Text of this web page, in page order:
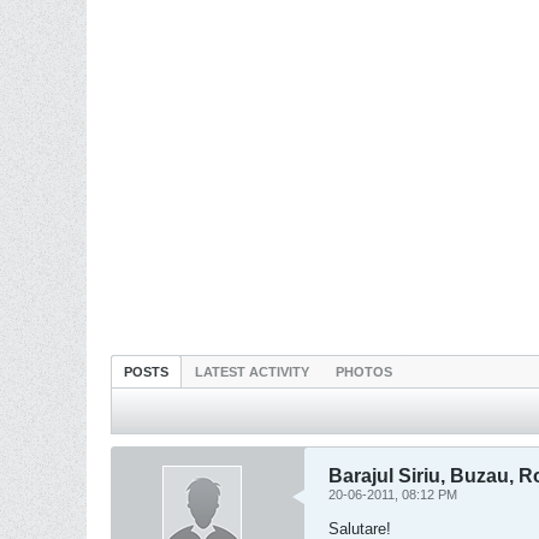
POSTS LATEST ACTIVITY PHOTOS
Barajul Siriu, Buzau,
20-06-2011, 08:12 PM
Salutare!